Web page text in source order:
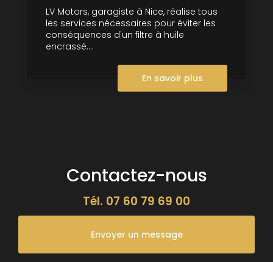
LV Motors, garagiste à Nice, réalise tous
les services nécessaires pour éviter les
conséquences d'un filtre à huile
encrassé....
En savoir plus
Contactez-nous
Tél. 07 60 79 69 00
Envoyer un message